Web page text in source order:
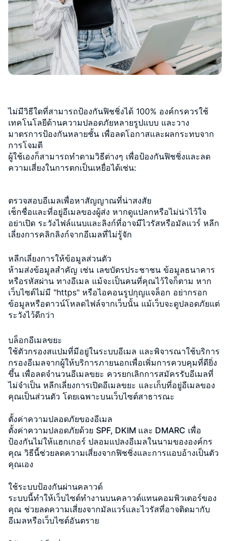
ไม่มีวิธีใดที่สามารถป้องกันฟิชชิ่งได้ 100% องค์กรควรใช้
เทคโนโลยีด้านความปลอดภัยหลายรูปแบบ และวาง
มาตรการป้องกันหลายชั้น เพื่อลดโอกาสและผลกระทบจาก
การโจมตี
ผู้ใช้เองก็สามารถทำตามวิธีต่างๆ เพื่อป้องกันฟิชชิ่งและลด
ความเสี่ยงในการตกเป็นเหยื่อได้เช่น:
ตรวจสอบอีเมลเพื่อหาสัญญาณที่น่าสงสัย
เช็กชื่อและที่อยู่อีเมลของผู้ส่ง หากดูแปลกหรือไม่น่าไว้ใจ
อย่าเปิด ระวังไฟล์แนบและลิงก์ที่อาจมีไวรัสหรือมัลแวร์ หลีก
เลี่ยงการคลิกลิงก์จากอีเมลที่ไม่รู้จัก
หลีกเลี่ยงการให้ข้อมูลส่วนตัว
ห้ามส่งข้อมูลสำคัญ เช่น เลขบัตรประชาชน ข้อมูลธนาคาร
หรือรหัสผ่าน ทางอีเมล แม้จะเป็นคนที่คุณไว้ใจก็ตาม หาก
เว็บไซต์ไม่มี "https" หรือไอคอนรูปกุญแจล็อก อย่ากรอก
ข้อมูลหรือดาวน์โหลดไฟล์จากเว็บนั้น แม้เว็บจะดูปลอดภัยแต่
ระวังไว้ดีกว่า
บล็อกอีเมลขยะ
ใช้ตัวกรองสแปมที่มีอยู่ในระบบอีเมล และพิจารณาใช้บริการ
กรองอีเมลจากผู้ให้บริการภายนอกเพื่อเพิ่มการควบคุมที่ดียิ่ง
ขึ้น เพื่อลดจำนวนอีเมลขยะ ควรยกเลิกการสมัครรับอีเมลที่
ไม่จำเป็น หลีกเลี่ยงการเปิดอีเมลขยะ และเก็บที่อยู่อีเมลของ
คุณเป็นส่วนตัว โดยเฉพาะบนเว็บไซต์สาธารณะ
ตั้งค่าความปลอดภัยของอีเมล
ตั้งค่าความปลอดภัยด้วย SPF, DKIM และ DMARC เพื่อ
ป้องกันไม่ให้แฮกเกอร์ ปลอมแปลงอีเมลในนามขององค์กร
คุณ วิธีนี้ช่วยลดความเสี่ยงจากฟิชชิ่งและการแอบอ้างเป็นตัว
คุณเอง
ใช้ระบบป้องกันผ่านคลาวด์
ระบบนี้ทำให้เว็บไซต์ทำงานบนคลาวด์แทนคอมพิวเตอร์ของ
คุณ ช่วยลดความเสี่ยงจากมัลแวร์และไวรัสที่อาจติดมากับ
อีเมลหรือเว็บไซต์อันตราย